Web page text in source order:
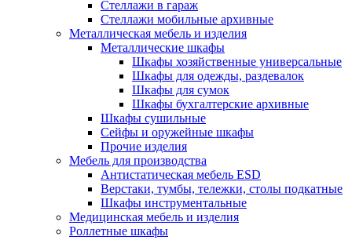
Стеллажи в гараж
Стеллажи мобильные архивные
Металлическая мебель и изделия
Металлические шкафы
Шкафы хозяйственные универсальные
Шкафы для одежды, раздевалок
Шкафы для сумок
Шкафы бухгалтерские архивные
Шкафы сушильные
Сейфы и оружейные шкафы
Прочие изделия
Мебель для производства
Антистатическая мебель ESD
Верстаки, тумбы, тележки, столы подкатные
Шкафы инструментальные
Медицинская мебель и изделия
Роллетные шкафы